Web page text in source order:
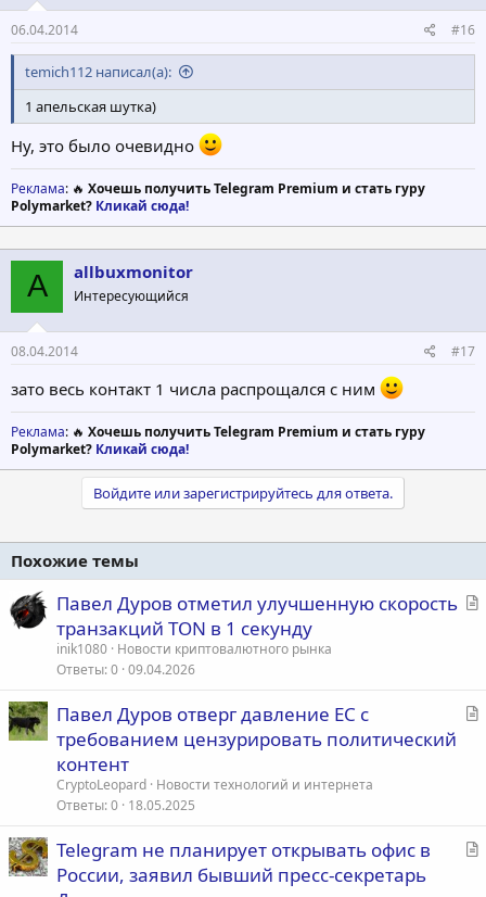
06.04.2014 #16
temich112 написал(а):
1 апельская шутка)
Ну, это было очевидно
Реклама: 🔥 Хочешь получить Telegram Premium и стать гуру
Polymarket? Кликай сюда!
A allbuxmonitor
Интересующийся
08.04.2014 #17
зато весь контакт 1 числа распрощался с ним
Реклама: 🔥 Хочешь получить Telegram Premium и стать гуру
Polymarket? Кликай сюда!
Войдите или зарегистрируйтесь для ответа.
Похожие темы
С
я
Павел Дуров отметил улучшенную скорость
транзакций TON в 1 секунду
inik1080 Новости криптовалютного рынка
Ответы 0 09.04.2026
С
Павел Дуров отверг давление ЕС с
требованием цензурировать политический
контент
CryptoLeopard Новости технологий и интернета
Ответы 0 18.05.2025
С
Telegram не планирует открывать офис в
России, заявил бывший пресс-секретарь